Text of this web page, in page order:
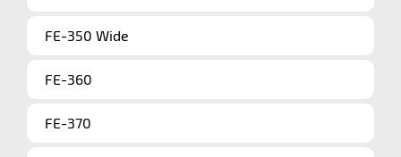
FE-350 Wide
FE-360
FE-370